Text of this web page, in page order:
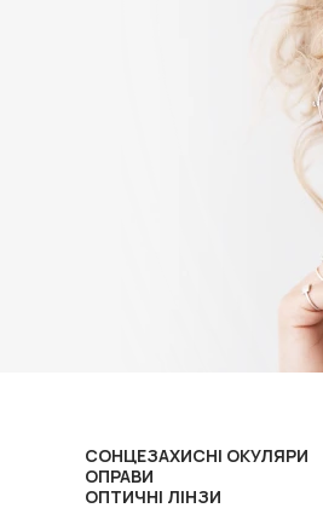
СОНЦЕЗАХИСНІ ОКУЛЯРИ
ОПРАВИ
ОПТИЧНІ ЛІНЗИ